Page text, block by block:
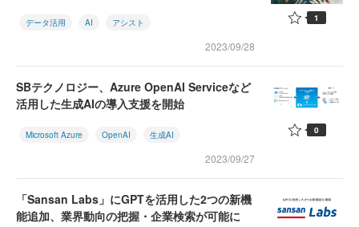
データ活用 AI アシスト
2023/09/28
1
SBテクノロジー、Azure OpenAI Serviceなど
活用した生成AIの導入支援を開始
Microsoft Azure OpenAI 生成AI
2023/09/27
0
「Sansan Labs」にGPTを活用した2つの新機
能追加、業界動向の把握・企業検索が可能に